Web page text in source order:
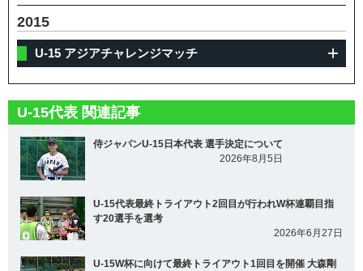
2015
U-15 アジアチャレンジマッチ
U-15代表 関連記事
侍ジャパンU-15日本代表 選手決定について
2026年8月5日
U-15代表最終トライアウト2回目が行われW杯連覇目指
す20選手を選考
2026年6月27日
U-15W杯に向けて最終トライアウト1回目を開催 大森剛